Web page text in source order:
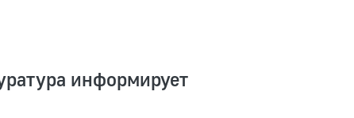
информирует